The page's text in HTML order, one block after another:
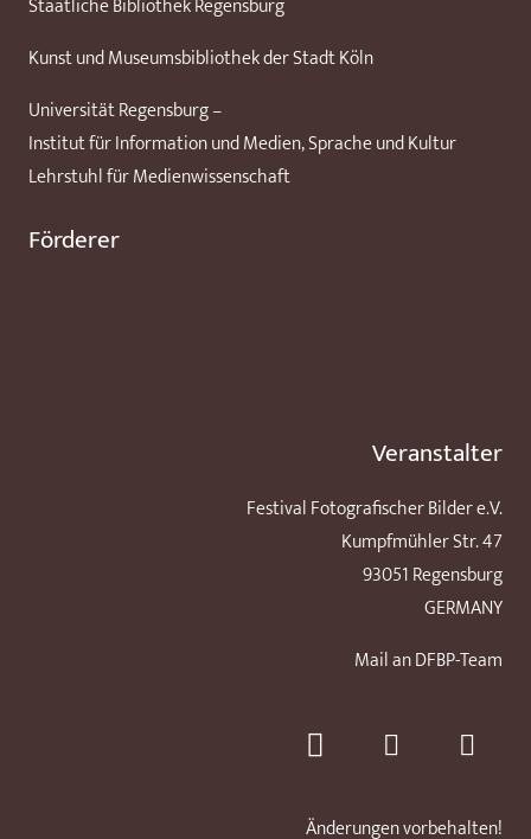
Kunst und Museumsbibliothek der Stadt Köln
Universität Regensburg –
Institut für Information und Medien, Sprache und Kultur
Lehrstuhl für Medienwissenschaft
Förderer
Veranstalter
Festival Fotografischer Bilder e.V.
Kumpfmühler Str. 47
93051 Regensburg
GERMANY
Mail an DFBP-Team
Änderungen vorbehalten!